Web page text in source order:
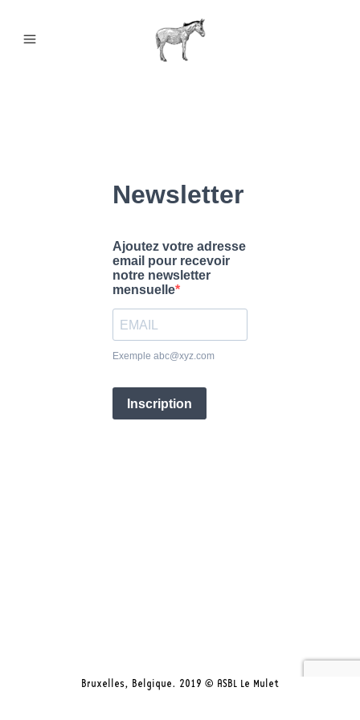
Bruxelles, Belgique. 2019 © ASBL Le Mulet